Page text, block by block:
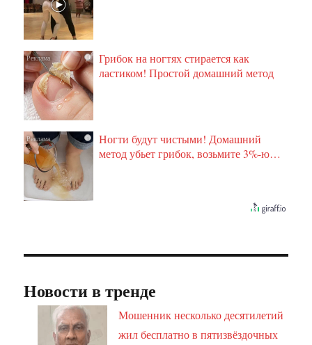
i
Грибок на ногтях стирается как
ластиком! Простой домашний метод
i
Ногти будут чистыми! Домашний
метод убьет грибок, возьмите 3%-ю…
Новости в тренде
Мошенник несколько десятилетий
жил бесплатно в пятизвёздочных